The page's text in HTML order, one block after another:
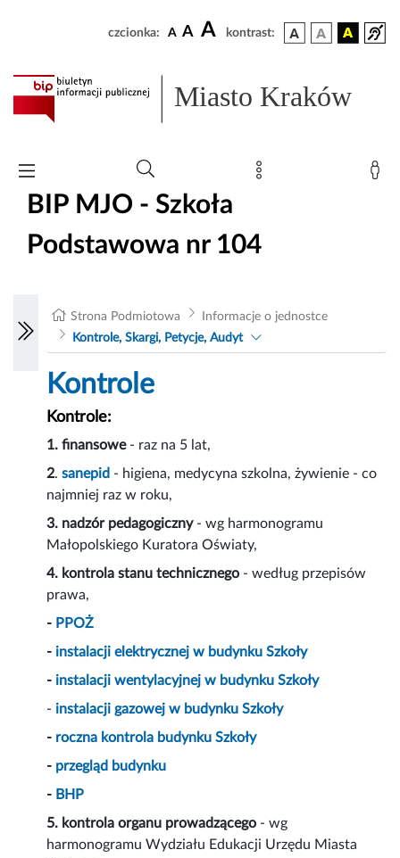
czcionka: A A A kontrast:
Miasto Kraków
BIP MJO - Szkoła
Podstawowa nr 104
Strona Podmiotowa
Informacje o jednostce
Kontrole, Skargi, Petycje, Audyt
Kontrole
Kontrole:
1. finansowe- raz na 5 lat,
2.sanepid - higiena, medycyna szkolna, żywienie - co
najmniej raz w roku,
3. nadzór pedagogiczny- wg harmonogramu
Małopolskiego Kuratora Oświaty,
4. kontrola stanu technicznego - według przepisów
prawa,
- PPOŻ
- instalacji elektrycznej w budynku Szkoły
- instalacji wentylacyjnej w budynku Szkoły
- instalacji gazowej w budynku Szkoły
- roczna kontrola budynku Szkoły
- przegląd budynku
- BHP
5. kontrola organu prowadzącego - wg
harmonogramu Wydziału Edukacji Urzędu Miasta